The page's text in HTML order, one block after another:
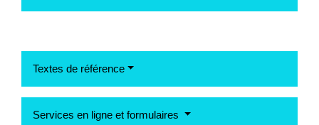
Textes de référence
Services en ligne et formulaires